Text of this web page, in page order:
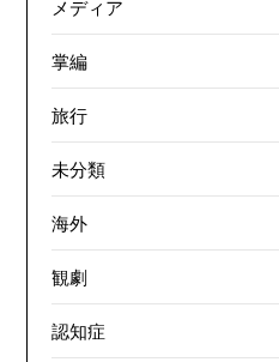
メディア
掌編
旅行
未分類
海外
観劇
認知症